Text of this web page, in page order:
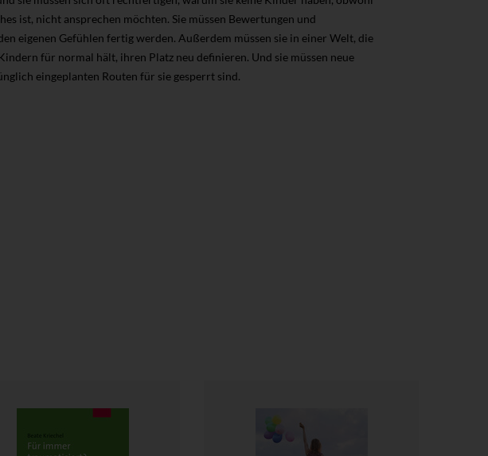
ist, nicht ansprechen möchten. Sie müssen Bewertungen und
eigenen Gefühlen fertig werden. Außerdem müssen sie in einer Welt, die
für normal hält, ihren Platz neu definieren. Und sie müssen neue
eingeplanten Routen für sie gesperrt sind.